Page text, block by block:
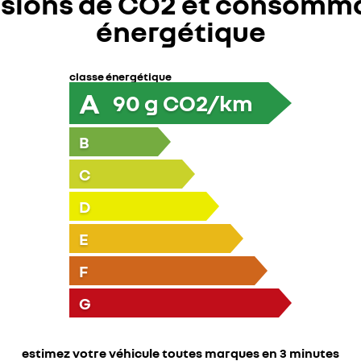
énergétique
classe énergétique
A 90 g CO2/km
B
C
D
E
F
G
estimez votre véhicule toutes marques en 3 minutes